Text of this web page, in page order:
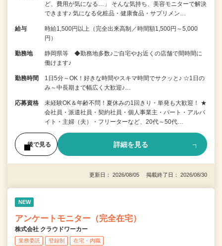
ど、費用が気になる…」 そんな気持ち、美容モニターで解決
できます♪ 気になる化粧品・健康食品・サプリメン…
給与
時給1,500円以上（完全出来高制／時間額1,500円～5,000
円）
勤務地
静岡県等 ◆勤務地多数♪ご自宅やお近くの店舗で間時間に
働けます♪
勤務時間
1日5分～OK！好きな時間やスキマ時間でサクッと♪ ☆1日の
み～中長期まで幅広く大歓迎♪…
応募資格
未経験OK＆年齢不問！夏休みの1回きり・単発も大歓迎！ ★
会社員・派遣社員・契約社員・個人事業主・パート・アルバ
イト・主婦（夫）・フリーターなど、20代～50代…
後で見る 詳細を見る
更新日： 2026/08/05 掲載終了日： 2026/08/30
NEW
アンケートモニター（完全在宅）
株式会社 クラウドワーカー
業務委託 登録制 在宅・内職